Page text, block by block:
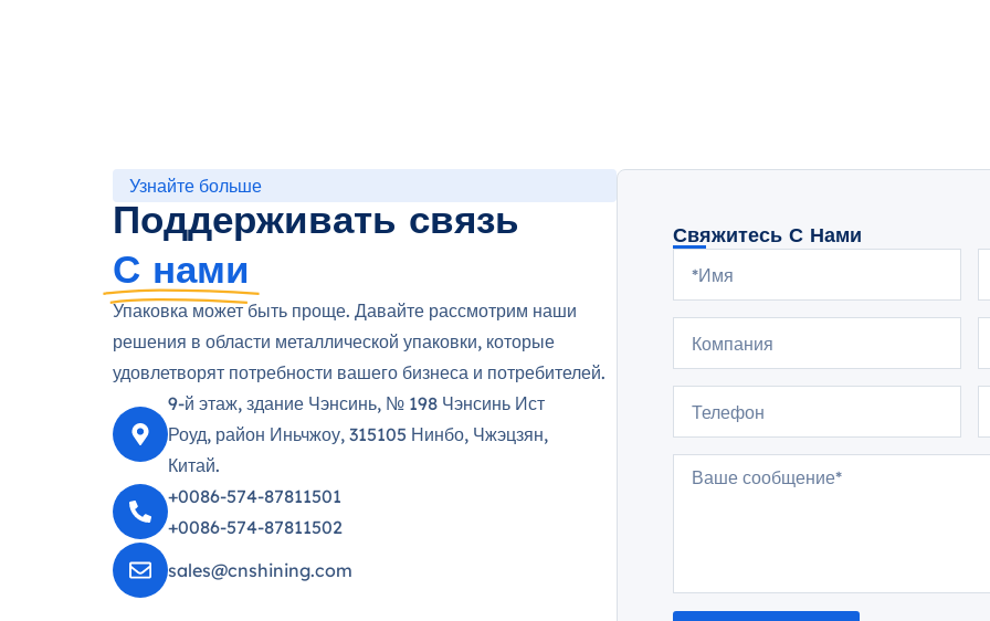
Узнайте больше
Поддерживать связь
С нами
Упаковка может быть проще. Давайте рассмотрим наши
решения в области металлической упаковки, которые
удовлетворят потребности вашего бизнеса и потребителей.
9-й этаж, здание Чэнсинь, № 198 Чэнсинь Ист
Роуд, район Иньчжоу, 315105 Нинбо, Чжэцзян,
Китай.
+0086-574-87811501
+0086-574-87811502
sales@cnshining.com
Свяжитесь С Нами